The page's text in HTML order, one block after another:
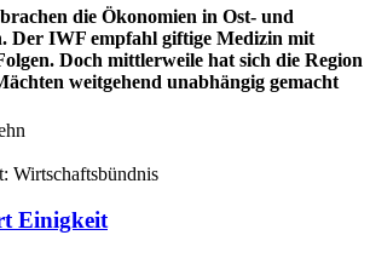
die Ökonomien in Ost- und
Der IWF empfahl giftige Medizin mit
Doch mittlerweile hat sich die Region
weitgehend ­unabhängig gemacht
Wirtschaftsbündnis
Einigkeit